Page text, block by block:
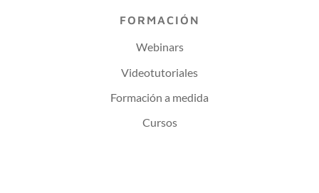
FORMACIÓN
Webinars
Videotutoriales
Formación a medida
Cursos